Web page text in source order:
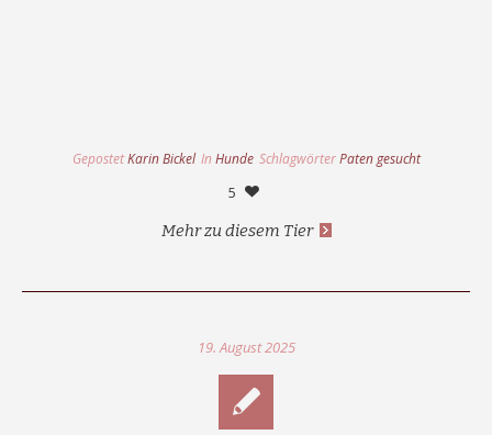
GepostetKarin Bickel In Hunde SchlagwörterPaten gesucht
5
Mehr zu diesem Tier
19. August 2025